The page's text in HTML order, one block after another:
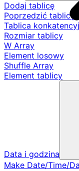
Dodaj tablicę
Poprzedzić tablicę
Tablica
Rozmiar tablicy
W Array
Element losowy
Shuffle Array
Element tablicy
Data i godzina
Make Date/Time/